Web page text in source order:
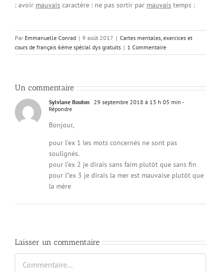
: avoir mauvais caractère : ne pas sortir par mauvais temps :
Par Emmanuelle Conrad | 9 août 2017 | Cartes mentales, exercices et
cours de français 6ème spécial dys gratuits | 1 Commentaire
Un commentaire
Sylviane Bouton 29 septembre 2018 à 13 h 05 min -
Répondre
Bonjour,
pour l’ex 1 les mots concernés ne sont pas
soulignés.
pour l’ex 2 je dirais sans faim plutôt que sans fin
pour l”ex 3 je dirais la mer est mauvaise plutôt que
la mère
Laisser un commentaire
Commentaire